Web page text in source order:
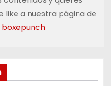
like a nuestra página de
boxepunch